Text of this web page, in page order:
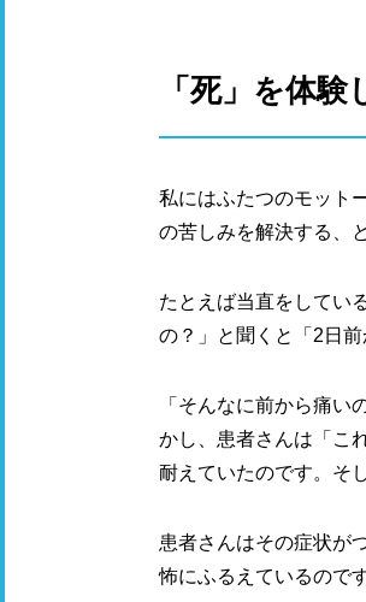
「死」を体
私にはふたつのモット
の苦しみを解決する、
たとえば当直をしてい
の？」と聞くと「2日
「そんなに前から痛
かし、患者さんは「こ
耐えていたのです。そ
患者さんはその症状が
怖にふるえているのです